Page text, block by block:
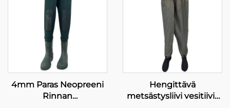
4mm Paras Neopreeni
Rinnan
Hengittävä
metsästysliivi vesitiivis